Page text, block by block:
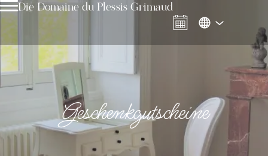
Die Domaine du Plessis Grimaud
Geschenkgutscheine